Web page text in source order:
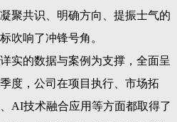
聚共识、明确方向、提振士气的
吹响了冲锋号角。
实的数据与案例为支撑，全面呈
度，公司在项目执行、市场拓
AI技术融合应用等方面都取得了